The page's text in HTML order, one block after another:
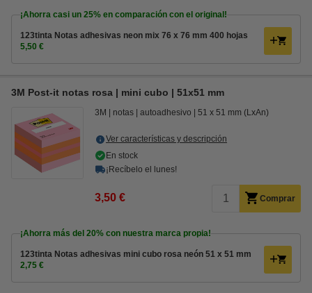
¡Ahorra casi un 25% en comparación con el original!
123tinta Notas adhesivas neon mix 76 x 76 mm 400 hojas
5,50 €
3M Post-it notas rosa | mini cubo | 51x51 mm
3M notas autoadhesivo 51 x 51 mm (LxAn)
Ver características y descripción
En stock
¡Recíbelo el lunes!
3,50 € Comprar
¡Ahorra más del 20% con nuestra marca propia!
123tinta Notas adhesivas mini cubo rosa neón 51 x 51 mm
2,75 €